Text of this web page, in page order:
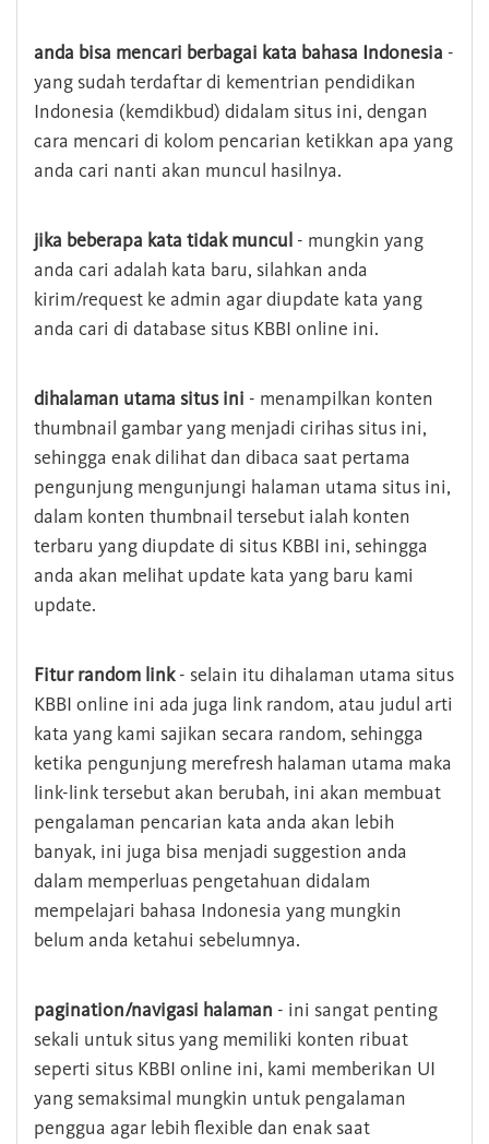
anda bisa mencari berbagai kata bahasa Indonesia -
yang sudah terdaftar di kementrian pendidikan
Indonesia (kemdikbud) didalam situs ini, dengan
cara mencari di kolom pencarian ketikkan apa yang
anda cari nanti akan muncul hasilnya.
jika beberapa kata tidak muncul - mungkin yang
anda cari adalah kata baru, silahkan anda
kirim/request ke admin agar diupdate kata yang
anda cari di database situs KBBI online ini.
dihalaman utama situs ini - menampilkan konten
thumbnail gambar yang menjadi cirihas situs ini,
sehingga enak dilihat dan dibaca saat pertama
pengunjung mengunjungi halaman utama situs ini,
dalam konten thumbnail tersebut ialah konten
terbaru yang diupdate di situs KBBI ini, sehingga
anda akan melihat update kata yang baru kami
update.
Fitur random link- selain itu dihalaman utama situs
KBBI online ini ada juga link random, atau judul arti
kata yang kami sajikan secara random, sehingga
ketika pengunjung merefresh halaman utama maka
link-link tersebut akan berubah, ini akan membuat
pengalaman pencarian kata anda akan lebih
banyak, ini juga bisa menjadi suggestion anda
dalam memperluas pengetahuan didalam
mempelajari bahasa Indonesia yang mungkin
belum anda ketahui sebelumnya.
pagination/navigasi halaman - ini sangat penting
sekali untuk situs yang memiliki konten ribuat
seperti situs KBBI online ini, kami memberikan UI
yang semaksimal mungkin untuk pengalaman
penggua agar lebih flexible dan enak saat